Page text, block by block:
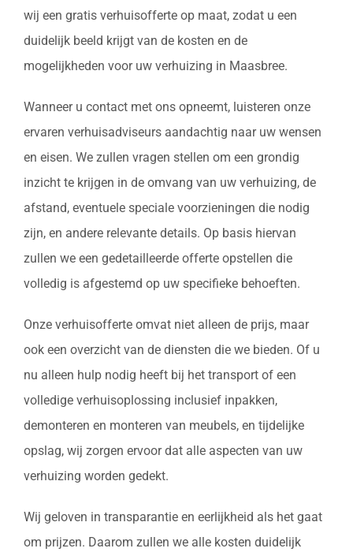
wij een gratis verhuisofferte op maat, zodat u een
duidelijk beeld krijgt van de kosten en de
mogelijkheden voor uw verhuizing in Maasbree.
Wanneer u contact met ons opneemt, luisteren onze
ervaren verhuisadviseurs aandachtig naar uw wensen
en eisen. We zullen vragen stellen om een grondig
inzicht te krijgen in de omvang van uw verhuizing, de
afstand, eventuele speciale voorzieningen die nodig
zijn, en andere relevante details. Op basis hiervan
zullen we een gedetailleerde offerte opstellen die
volledig is afgestemd op uw specifieke behoeften.
Onze verhuisofferte omvat niet alleen de prijs, maar
ook een overzicht van de diensten die we bieden. Of u
nu alleen hulp nodig heeft bij het transport of een
volledige verhuisoplossing inclusief inpakken,
demonteren en monteren van meubels, en tijdelijke
opslag, wij zorgen ervoor dat alle aspecten van uw
verhuizing worden gedekt.
Wij geloven in transparantie en eerlijkheid als het gaat
om prijzen. Daarom zullen we alle kosten duidelijk